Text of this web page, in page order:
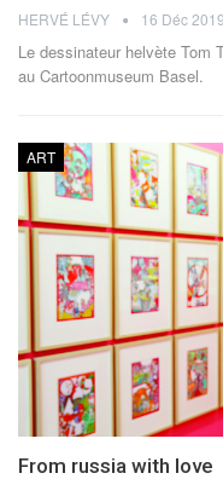
HERVÉ LÉVY 16 Déc 2019
Le dessinateur helvète Tom
au Cartoonmuseum Basel.
ART
From russia with love